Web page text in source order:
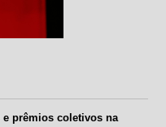
prêmios coletivos na